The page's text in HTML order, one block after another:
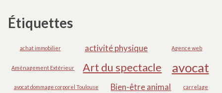
Étiquettes
achat immobilier activité physique Agence web
Aménagement Extérieur Art du spectacle avocat
avocat dommage corporel Toulouse Bien-être animal
carrelage